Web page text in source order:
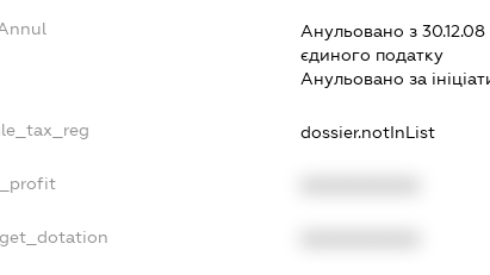
Анульовано з 30.12.08
єдиного податку
Анульовано за
dossier.notInList